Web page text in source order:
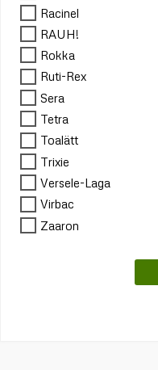
Racinel
RAUH!
Rokka
Ruti-Rex
Sera
Tetra
Toalätt
Trixie
Versele-Laga
Virbac
Zaaron